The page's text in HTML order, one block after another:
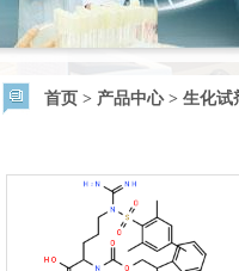
首页 > 产品中心> 生化试